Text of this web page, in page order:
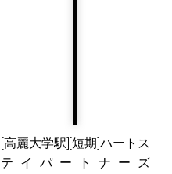
[高麗大学駅][短期]ハートス
テイパートナーズ